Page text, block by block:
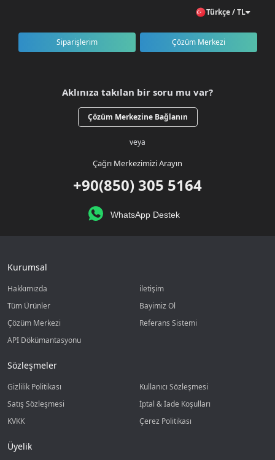
Türkçe / TL
Siparişlerim Çözüm Merkezi
Aklınıza takılan bir soru mu var?
Çözüm Merkezine Bağlanın
veya
Çağrı Merkezimizi Arayın
+90(850) 305 5164
WhatsApp Destek
Kurumsal
Hakkımızda
iletişim
Tüm Ürünler
Bayimiz Ol
Çözüm Merkezi
Referans Sistemi
API Dökümantasyonu
Sözleşmeler
Gizlilik Politikası
Kullanıcı Sözleşmesi
Satış Sözleşmesi
İptal & İade Koşulları
KVKK
Çerez Politikası
Üyelik